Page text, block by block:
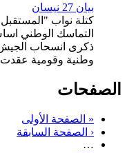
بيان 27 نيسان
كتلة نواب
التماسك الوطني
ذكرى انسحاب
وطنية وقومية عقدت
الصفحات
« الصفحة الأولى
‹ الصفحة السابقة
…